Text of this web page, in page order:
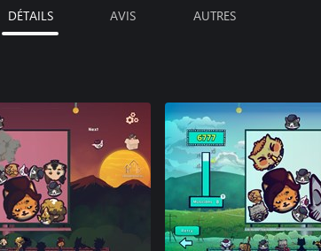
DÉTAILS AVIS AUTRES